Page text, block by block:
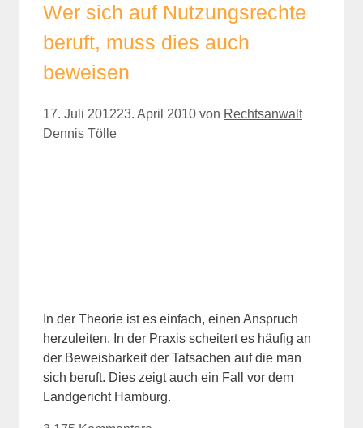
Wer sich auf Nutzungsrechte
beruft, muss dies auch
beweisen
17. Juli 201223. April 2010 von Rechtsanwalt
Dennis Tölle
In der Theorie ist es einfach, einen Anspruch
herzuleiten. In der Praxis scheitert es häufig an
der Beweisbarkeit der Tatsachen auf die man
sich beruft. Dies zeigt auch ein Fall vor dem
Landgericht Hamburg.